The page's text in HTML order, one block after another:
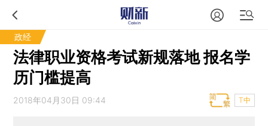
政经
法律职业资格考试新规落地 报名学
历门槛提高
2018年04月30日 09:44 T中